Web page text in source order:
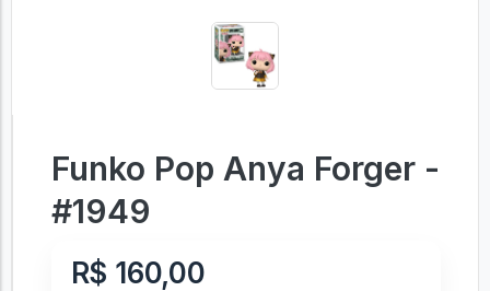
Funko Pop Anya Forger -
#1949
R$ 160,00